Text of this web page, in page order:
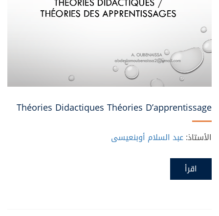
Théories Didactiques Théories D’apprentissage
الأستاذ:عبد السلام أوبنعيسى
اقرأ